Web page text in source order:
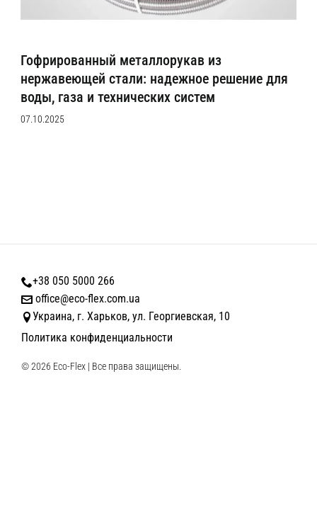
Гофрированный металлорукав из
нержавеющей стали: надежное решение для
воды, газа и технических систем
07.10.2025
+38 050 5000 266
office@eco-flex.com.ua
Украина, г. Харьков, ул. Георгиевская, 10
Политика конфиденциальности
© 2026 Eco-Flex | Все права защищены.